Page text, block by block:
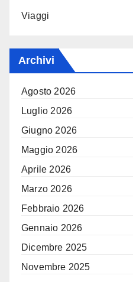
Viaggi
Archivi
Agosto 2026
Luglio 2026
Giugno 2026
Maggio 2026
Aprile 2026
Marzo 2026
Febbraio 2026
Gennaio 2026
Dicembre 2025
Novembre 2025